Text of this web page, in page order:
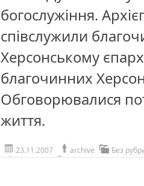
богослужіння.
співслужили
Херсонському
благочинних
Обговорювалися
життя.
23.11.2007 archive Без